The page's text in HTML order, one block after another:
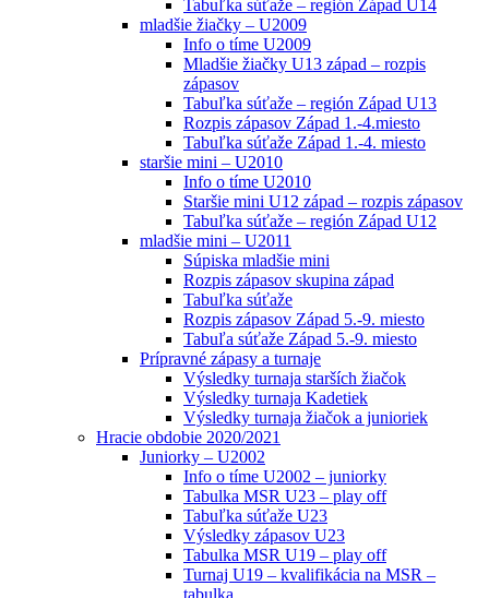
Tabuľka súťaže – región Západ U14
mladšie žiačky – U2009
Info o tíme U2009
Mladšie žiačky U13 západ – rozpis
zápasov
Tabuľka súťaže – región Západ U13
Rozpis zápasov Západ 1.-4.miesto
Tabuľka súťaže Západ 1.-4. miesto
staršie mini – U2010
Info o tíme U2010
Staršie mini U12 západ – rozpis zápasov
Tabuľka súťaže – región Západ U12
mladšie mini – U2011
Súpiska mladšie mini
Rozpis zápasov skupina západ
Tabuľka súťaže
Rozpis zápasov Západ 5.-9. miesto
Tabuľa súťaže Západ 5.-9. miesto
Prípravné zápasy a turnaje
Výsledky turnaja starších žiačok
Výsledky turnaja Kadetiek
Výsledky turnaja žiačok a junioriek
Hracie obdobie 2020/2021
Juniorky – U2002
Info o tíme U2002 – juniorky
Tabulka MSR U23 – play off
Tabuľka súťaže U23
Výsledky zápasov U23
Tabulka MSR U19 – play off
Turnaj U19 – kvalifikácia na MSR –
tabulka